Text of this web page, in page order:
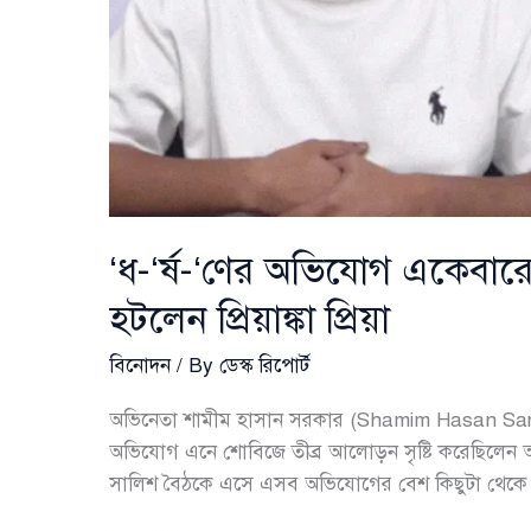
‘ধ-‘র্ষ-‘ণের অভিযোগ
হটলেন প্রিয়াঙ্কা প্রিয়া
বিনোদন/ By ডেস্ক রিপোর্ট
অভিনেতা শামীম হাসান সরকার (Shamim Hasan
অভিযোগ এনে শোবিজে তীব্র আলোড়ন সৃষ্টি করেছিলেন
সালিশ বৈঠকে এসে এসব অভিযোগের বেশ কিছুটা